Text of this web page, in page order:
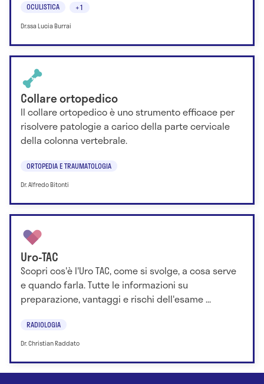
OCULISTICA +1
Dr.ssa Lucia Burrai
Collare ortopedico
Il collare ortopedico è uno strumento efficace per
risolvere patologie a carico della parte cervicale
della colonna vertebrale.
ORTOPEDIA E TRAUMATOLOGIA
Dr. Alfredo Bitonti
Uro-TAC
Scopri cos'è l'Uro TAC, come si svolge, a cosa serve
e quando farla. Tutte le informazioni su
preparazione, vantaggi e rischi dell'esame ...
RADIOLOGIA
Dr. Christian Raddato